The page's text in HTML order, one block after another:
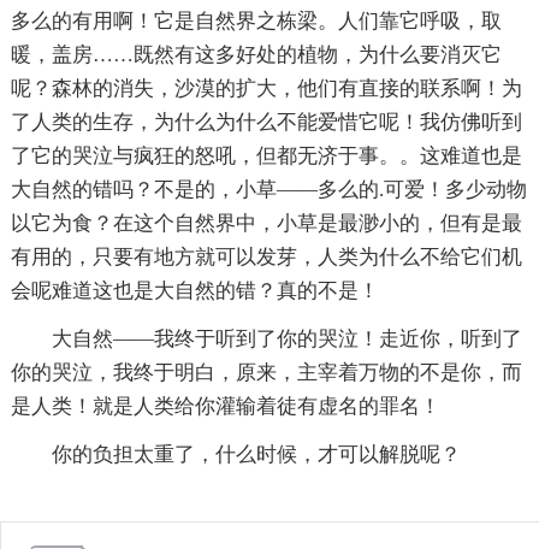
多么的有用啊！它是自然界之栋梁。人们靠它呼吸，取
暖，盖房……既然有这多好处的植物，为什么要消灭它
呢？森林的消失，沙漠的扩大，他们有直接的联系啊！为
了人类的生存，为什么为什么不能爱惜它呢！我仿佛听到
了它的哭泣与疯狂的怒吼，但都无济于事。。这难道也是
大自然的错吗？不是的，小草——多么的.可爱！多少动物
以它为食？在这个自然界中，小草是最渺小的，但有是最
有用的，只要有地方就可以发芽，人类为什么不给它们机
会呢难道这也是大自然的错？真的不是！
大自然——我终于听到了你的哭泣！走近你，听到了
你的哭泣，我终于明白，原来，主宰着万物的不是你，而
是人类！就是人类给你灌输着徒有虚名的罪名！
你的负担太重了，什么时候，才可以解脱呢？